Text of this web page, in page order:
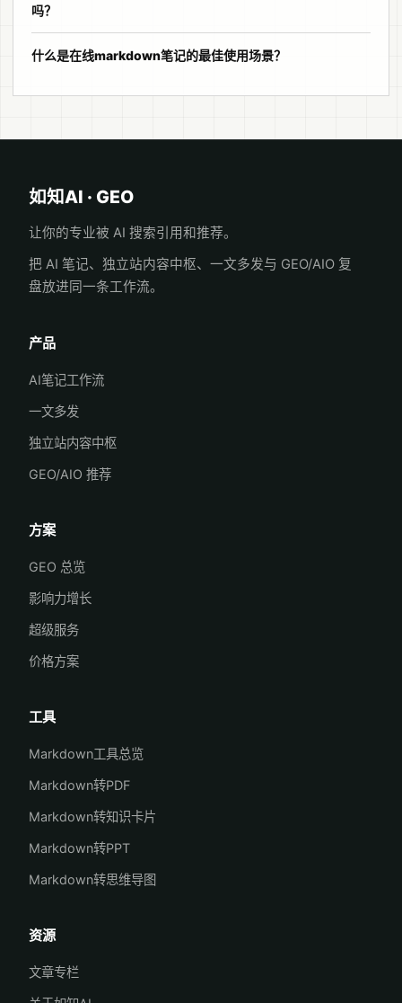
吗？
什么是在线markdown笔记的最佳使用场景？
如知AI · GEO
让你的专业被 AI 搜索引用和推荐。
把 AI 笔记、独立站内容中枢、一文多发与 GEO/AIO 复
盘放进同一条工作流。
产品
AI笔记工作流
一文多发
独立站内容中枢
GEO/AIO 推荐
方案
GEO 总览
影响力增长
超级服务
价格方案
工具
Markdown工具总览
Markdown转PDF
Markdown转知识卡片
Markdown转PPT
Markdown转思维导图
资源
文章专栏